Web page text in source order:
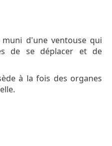
d'une ventouse qui
de se déplacer et de
à la fois des organes